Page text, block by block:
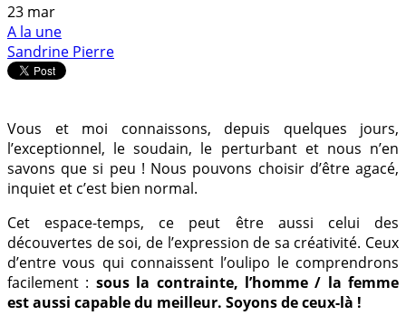
23 mar
A la une
Sandrine Pierre
Vous et moi connaissons, depuis quelques jours,
l’exceptionnel, le soudain, le perturbant et nous n’en
savons que si peu ! Nous pouvons choisir d’être agacé,
inquiet et c’est bien normal.
Cet espace-temps, ce peut être aussi celui des
découvertes de soi, de l’expression de sa créativité. Ceux
d’entre vous qui connaissent l’oulipo le comprendrons
facilement : sous la contrainte, l’homme / la femme
est aussi capable du meilleur. Soyons de ceux-là !